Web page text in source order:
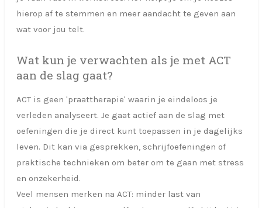
hierop af te stemmen en meer aandacht te geven aan
wat voor jou telt.
Wat kun je verwachten als je met ACT
aan de slag gaat?
ACT is geen 'praattherapie' waarin je eindeloos je
verleden analyseert. Je gaat actief aan de slag met
oefeningen die je direct kunt toepassen in je dagelijks
leven. Dit kan via gesprekken, schrijfoefeningen of
praktische technieken om beter om te gaan met stress
en onzekerheid.
Veel mensen merken na ACT: minder last van